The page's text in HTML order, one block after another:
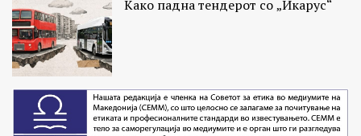
Како падна тендерот со „Икарус“